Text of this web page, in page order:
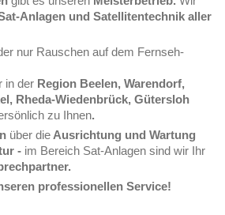
Anlagen und Satellitentechnik aller
nur Rauschen auf dem Fernseh-
in der Region Beelen, Warendorf,
Rheda-Wiedenbrück, Gütersloh
zu Ihnen.
über die Ausrichtung und Wartung
- im Bereich Sat-Anlagen sind wir Ihr
professionellen Service!